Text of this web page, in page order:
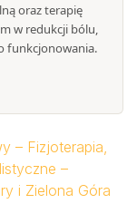
oraz terapię
w redukcji bólu,
funkcjonowania.
– Fizjoterapia,
–
i Zielona Góra